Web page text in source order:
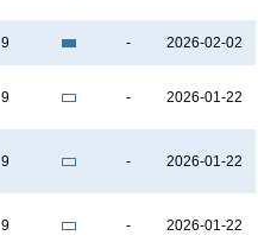
9 - 2026-02-02
9 - 2026-01-22
9 - 2026-01-22
9 - 2026-01-22